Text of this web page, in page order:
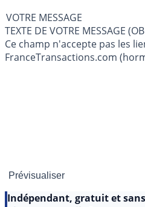
VOTRE MESSAGE
TEXTE
Ce champ n'accepte pas les
FranceTransactions.com